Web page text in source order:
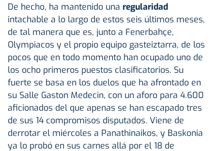
De hecho, ha mantenido una regularidad
intachable a lo largo de estos seis últimos meses,
de tal manera que es, junto a Fenerbahçe,
Olympiacos y el propio equipo gasteiztarra, de los
pocos que en todo momento han ocupado uno de
los ocho primeros puestos clasificatorios. Su
fuerte se basa en los duelos que ha afrontado en
su Salle Gaston Medecin, con un aforo para 4.600
aficionados del que apenas se han escapado tres
de sus 14 compromisos disputados. Viene de
derrotar el miércoles a Panathinaikos, y Baskonia
ya lo probó en sus carnes allá por el 18 de